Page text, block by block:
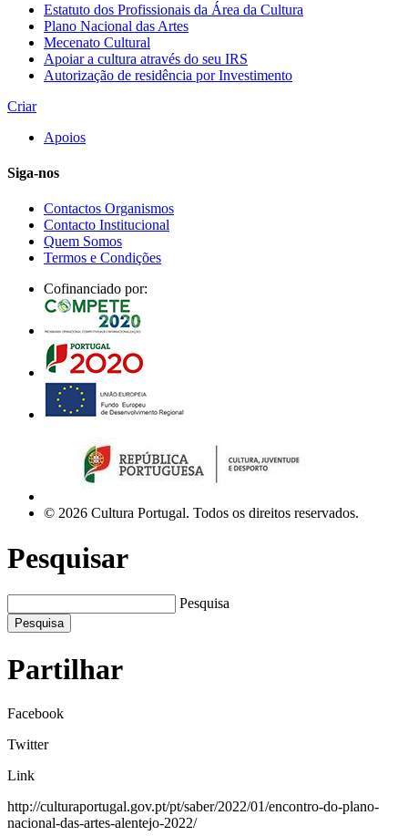
Estatuto dos Profissionais da Área da Cultura
Plano Nacional das Artes
Mecenato Cultural
Apoiar a cultura através do seu IRS
Autorização de residência por Investimento
Criar
Apoios
Siga-nos
Contactos Organismos
Contacto Institucional
Quem Somos
Termos e Condições
Cofinanciado por:
© 2026 Cultura Portugal. Todos os direitos reservados.
Pesquisar
Pesquisa
Pesquisa
Partilhar
Facebook
Twitter
Link
http://culturaportugal.gov.pt/pt/saber/2022/01/encontro-do-plano-
nacional-das-artes-alentejo-2022/